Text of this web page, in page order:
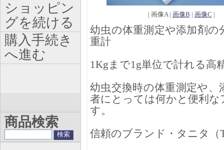
| 画像A | 画像B | 画像C |
幼虫の体重測定や添加剤
重計
1Kgまで1g単位で計れる高
幼虫交換時の体重測定や
者にとっては何かと便利
す。
信頼のブランド・タニタ（
ショッピン
グを続ける
購入手続き
へ進む
商品検索